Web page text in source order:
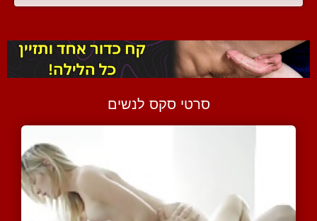
סרטי סקס לנשים